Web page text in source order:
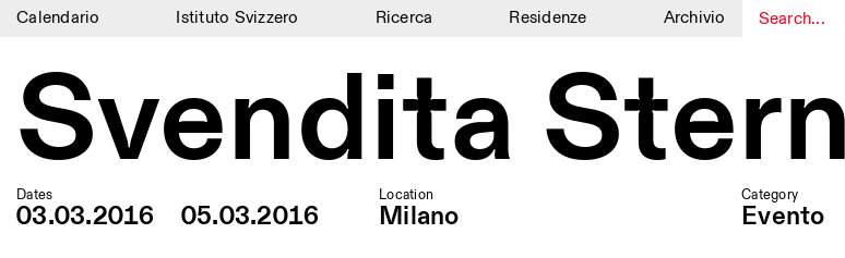
Calendario Istituto Svizzero Ricerca Residenze Archivio
Calendario
Istituto Svizzero
Ricerca
Residenze
Svendita
Dates
03.03.2016 05.03.2016
Location
Milano
Category
Evento